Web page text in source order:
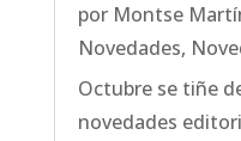
por Montse
Novedades,
Octubre se tiñe
novedades